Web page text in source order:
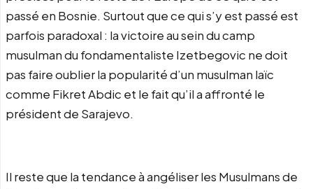
passé en Bosnie. Surtout que ce qui s’y est passé est
parfois paradoxal : la victoire au sein du camp
musulman du fondamentaliste Izetbegovic ne doit
pas faire oublier la popularité d’un musulman laïc
comme Fikret Abdic et le fait qu’il a affronté le
président de Sarajevo.
Il reste que la tendance à angéliser les Musulmans de